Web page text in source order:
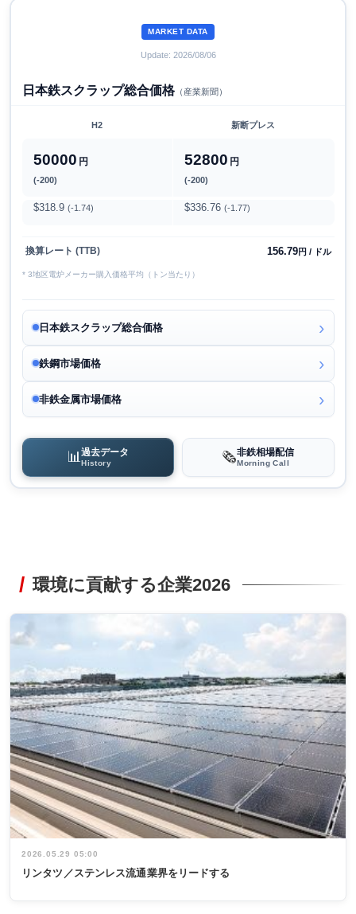
MARKET DATA
Update: 2026/08/06
日本鉄スクラップ総合価格（産業新聞）
H2 新断プレス
50000 円
(-200)
52800 円
(-200)
$318.9 (-1.74) $336.76 (-1.77)
換算レート (TTB) 156.79円 / ドル
* 3地区電炉メーカー購入価格平均（トン当たり）
日本鉄スクラップ総合価格
鉄鋼市場価格
非鉄金属市場価格
📊過去データ
History 🗞️非鉄相場配信
Morning Call
環境に貢献する企業2026
2026.05.29 05:00
リンタツ／ステンレス流通業界をリードする